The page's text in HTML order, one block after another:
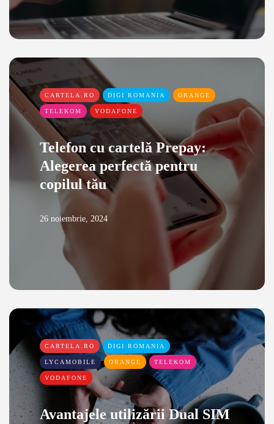
CARTELA.RO DIGI ROMANIA ORANGE
TELEKOM VODAFONE
Telefon cu cartelă Prepay:
Alegerea perfectă pentru
copilul tău
26 noiembrie, 2024
CARTELA.RO DIGI ROMANIA
LYCAMOBILE ORANGE TELEKOM
VODAFONE
Avantajele utilizării Dual SIM